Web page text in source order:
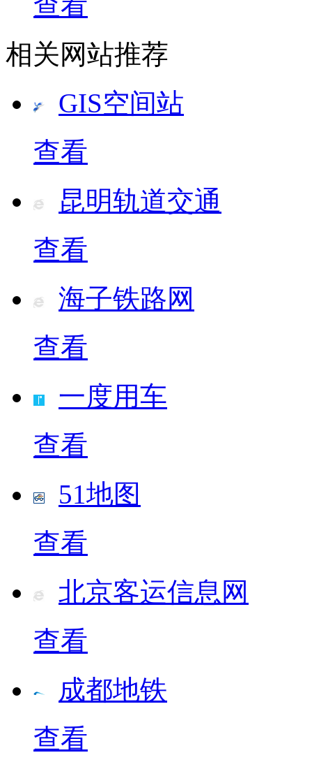
相关网站推荐
GIS空间站
查看
昆明轨道交通
查看
海子铁路网
查看
一度用车
查看
51地图
查看
北京客运信息网
查看
成都地铁
查看